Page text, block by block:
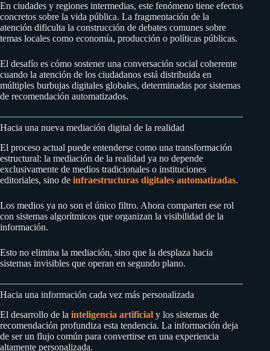
En ciudades y regiones intermedias, este fenómeno tiene efectos
concretos sobre la vida pública. La fragmentación de la
atención dificulta la construcción de debates comunes sobre
temas locales como economía, producción o políticas públicas.
El desafío es cómo sostener una conversación social coherente
cuando la atención de los ciudadanos está distribuida en
múltiples burbujas digitales globales, determinadas por sistemas
de recomendación automatizados.
Hacia una nueva mediación digital de la realidad
El proceso actual puede entenderse como una transformación
estructural: la mediación de la realidad ya no depende
exclusivamente de medios tradicionales o instituciones
editoriales, sino de infraestructuras digitales automatizadas.
Los medios ya no son el único filtro. Ahora comparten ese rol
con sistemas algorítmicos que organizan la visibilidad de la
información.
Esto no elimina la mediación, sino que la desplaza hacia
sistemas invisibles que operan en segundo plano.
Hacia una información cada vez más personalizada
El desarrollo de la inteligencia artificial y los sistemas de
recomendación profundiza esta tendencia. La información deja
de ser un flujo común para convertirse en una experiencia
altamente personalizada.